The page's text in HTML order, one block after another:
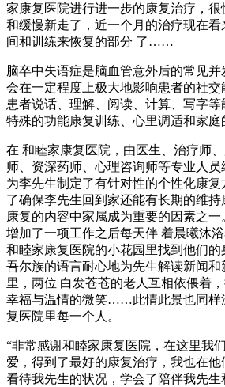
家康复医院进行进一步的康复治疗，
和缓慢新走了，近一个月的治疗现在
间和训练来恢复的部分 了……
脑卒中失语症是脑血管意外后的常见
会在一定程度上极大地影响患者的社
患者说话、理解、阅读、计算、写字等
特殊的功能康复训练、心里调适和家庭
在 和睦家康复医院，由医生、治疗师
师、资深药师、心理咨询师等专业人
为李先生制定了有针对性的个性化康
了确保李先生回到家还能有长期的维
康复的内容中家属成为重要的因素之
增加了一项工作之后每天伴 着晨曦沐
和睦家康复医院的小花园里找到他们
吾尔族的语言耐心地为先生解读新闻
里，两位 白发苍苍的老人互相依偎着
幸福与温情的微笑……此情此景也同样
复医院里每一个人。
“非常感谢和睦家康复医院，在这里我
爱，得到了最好的康复治疗，我也在
看待我先生的状况，学会了陪伴我先